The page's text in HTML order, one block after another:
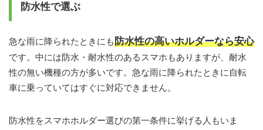
防水性で選ぶ
急な雨に降られたときにも防水性の高いホルダーなら安心
です。中には防水・耐水性のあるスマホもありますが、耐水
性の無い機種の方が多いです。急な雨に降られたときに自転
車に乗っていてはすぐに対応できません。
防水性をスマホホルダー選びの第一条件に挙げる人もいま